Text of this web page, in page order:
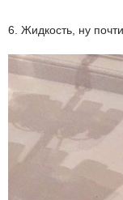
6. Жидкость, ну почти